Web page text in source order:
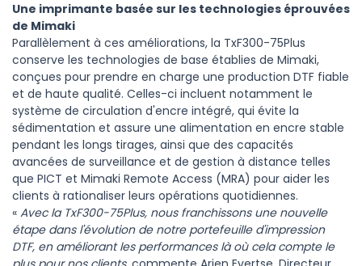
Une imprimante basée sur les technologies éprouvées
de Mimaki
Parallèlement à ces améliorations, la TxF300-75Plus
conserve les technologies de base établies de Mimaki,
conçues pour prendre en charge une production DTF fiable
et de haute qualité. Celles-ci incluent notamment le
système de circulation d'encre intégré, qui évite la
sédimentation et assure une alimentation en encre stable
pendant les longs tirages, ainsi que des capacités
avancées de surveillance et de gestion à distance telles
que PICT et Mimaki Remote Access (MRA) pour aider les
clients à rationaliser leurs opérations quotidiennes.
« Avec la TxF300-75Plus, nous franchissons une nouvelle
étape dans l'évolution de notre portefeuille d'impression
DTF, en améliorant les performances là où cela compte le